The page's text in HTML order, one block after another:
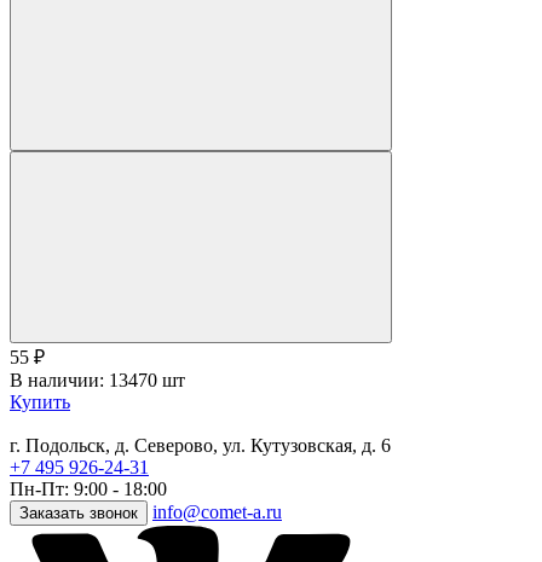
55 ₽
В наличии: 13470 шт
Купить
г. Подольск, д. Северово, ул. Кутузовская, д. 6
+7 495 926-24-31
Пн-Пт: 9:00 - 18:00
Заказать звонок info@comet-a.ru